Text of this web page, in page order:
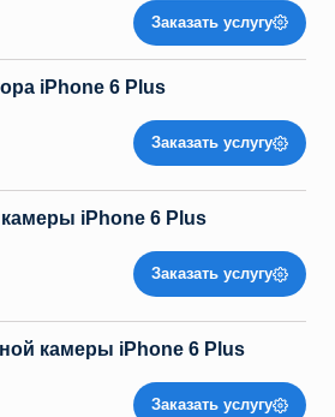
Заказать услугу
iPhone 6 Plus
Заказать услугу
iPhone 6 Plus
Заказать услугу
камеры iPhone 6 Plus
Заказать услугу